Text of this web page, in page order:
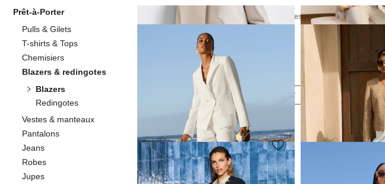
Prêt-à-Porter
Pulls & Gilets
T-shirts & Tops
Chemisiers
Blazers & redingotes
Blazers
Redingotes
Vestes & manteaux
Pantalons
Jeans
Robes
Jupes
Prêt-à-Porter Blazers & redingotes Blazers
Blazers 245
Promos
MADELEINE